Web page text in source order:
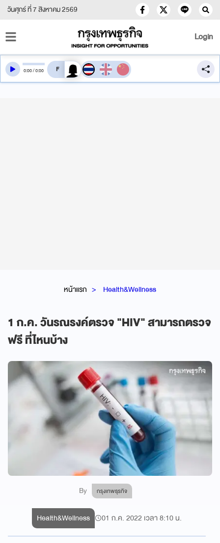
วันศุกร์ ที่ 7 สิงหาคม 2569
Login
หน้าแรก Health&Wellness
1 ก.ค. วันรณรงค์ตรวจ "HIV" สามารถตรวจ
ฟรี ที่ไหนบ้าง
By กรุงเทพธุรกิจ
0:00/0:00 สลับเสียงอ่าน
Health&Wellness 01 ก.ค. 2022 เวลา 8:10 น.